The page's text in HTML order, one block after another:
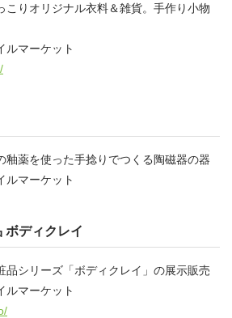
こりオリジナル衣料＆雑貨。手作り小物
ルマーケット
釉薬を使った手捻りでつくる陶磁器の器
ルマーケット
ボディクレイ
品シリーズ「ボディクレイ」の展示販売
ルマーケット